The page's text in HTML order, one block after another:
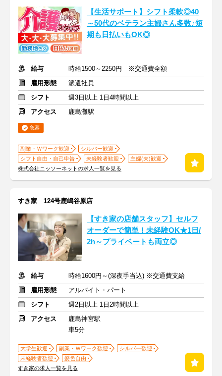
【生活サポート】シフト柔軟◎40
～50代のベテラン主婦さん多数♪短
期も日払いもOK◎
給与
時給1500～2250円 ※交通費全額
雇用形態
派遣社員
シフト
週3日以上 1日4時間以上
アクセス
鹿島灘駅
急募
副業・Ｗワーク歓迎
シルバー歓迎
シフト自由・自己申告
未経験者歓迎
主婦(夫)歓迎
株式会社ニッソーネットの求人一覧を見る
すき家 124号鹿嶋谷原店
【すき家の店舗スタッフ】セルフ
オーダーで簡単！未経験OK★1日/
2h～プライベートも両立◎
給与
時給1600円～(深夜手当込) ※交通費支給
雇用形態
アルバイト・パート
シフト
週2日以上 1日2時間以上
アクセス
鹿島神宮駅
車5分
大学生歓迎 副業・Ｗワーク歓迎
シルバー歓迎
未経験者歓迎
髪色自由
すき家の求人一覧を見る